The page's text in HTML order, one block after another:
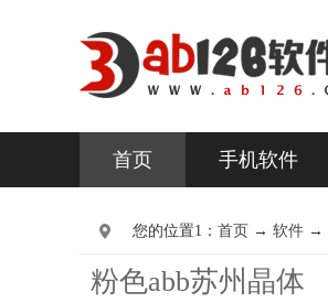
首页 手机软件
您的位置1： 首页 → 软件 →
粉色abb苏州晶体